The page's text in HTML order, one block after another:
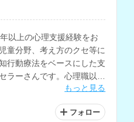
以上の心理支援経験をお
童分野、考え方のクセ等に
行動療法をベースにした支
ラーさんです。心理職以外
もっと見る
フォロー